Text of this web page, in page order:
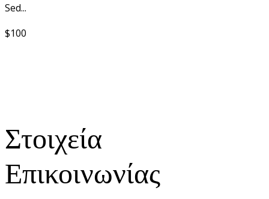
Sed...
$100
Στοιχεία
Επικοινωνίας